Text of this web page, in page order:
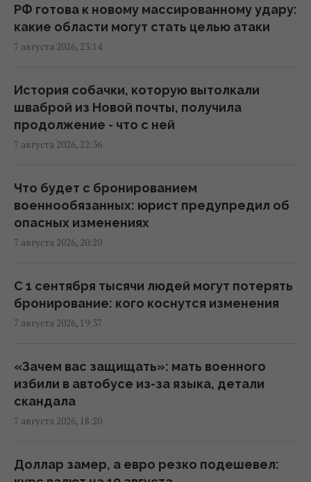
Зеленский прибыл в Сербию: подробности
первого официального визита
Дипломатическое контрнаступление
Украины на Вашингтон захлебнулось, – The
Atlantic
База ФСБ, корабли и ЗРК "Бук": Мадяр
раскрыл результаты ударов по
российским целям (видео)
Зеленский впервые поедет с официальным
визитом в Сербию: названа дата
Россия ударила по футбольному стадиону
"Черноморец" в Одессе, есть раненые
(фото, видео)
Дроны уже полдня атакуют Крым: ГУР
РФ готова к новому массированному удару:
какие области могут стать целью атаки
7 августа 2026, 23:14
История собачки, которую вытолкали
шваброй из Новой почты, получила
продолжение - что с ней
7 августа 2026, 22:36
Что будет с бронированием
военнообязанных: юрист предупредил об
опасных изменениях
7 августа 2026, 20:20
С 1 сентября тысячи людей могут потерять
бронирование: кого коснутся изменения
7 августа 2026, 19:37
«Зачем вас защищать»: мать военного
избили в автобусе из-за языка, детали
скандала
7 августа 2026, 18:20
Доллар замер, а евро резко подешевел: